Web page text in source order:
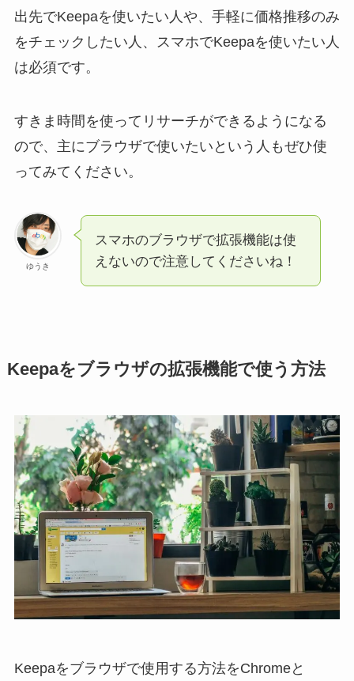
出先でKeepaを使いたい人や、手軽に価格推移のみ
をチェックしたい人、スマホでKeepaを使いたい人
は必須です。
すきま時間を使ってリサーチができるようになる
ので、主にブラウザで使いたいという人もぜひ使
ってみてください。
ゆうき
スマホのブラウザで拡張機能は使
えないので注意してくださいね！
Keepaをブラウザの拡張機能で使う方法
Keepaをブラウザで使用する方法をChromeと